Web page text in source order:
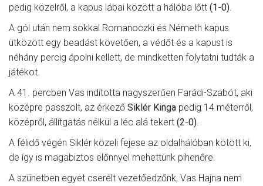
pedig közelről, a kapus lábai között a hálóba lőtt (1-0).
A gól után nem sokkal Romanoczki és Németh kapus
ütközött egy beadást követően, a védőt és a kapust is
néhány percig ápolni kellett, de mindketten folytatni tudták a
játékot.
A 41. percben Vas indította nagyszerűen Farádi-Szabót, aki
középre passzolt, az érkező Siklér Kinga pedig 14 méterről,
középről, állítgatás nélkül a léc alá tekert (2-0).
A félidő végén Siklér közeli fejese az oldalhálóban kötött ki,
de így is magabiztos előnnyel mehettünk pihenőre.
A szünetben egyet cserélt vezetőedzőnk, Vas Hajna nem